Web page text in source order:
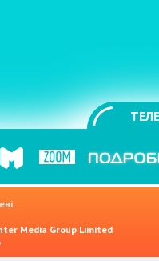
Media Group Limited